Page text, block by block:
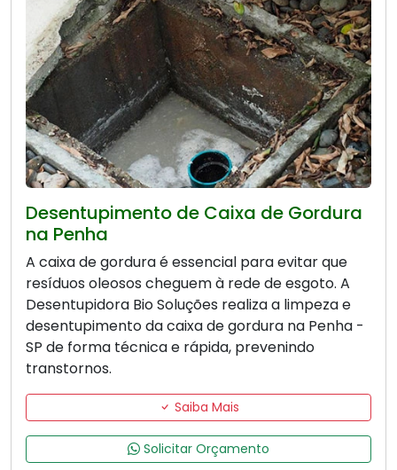
Desentupimento de Caixa de Gordura
na Penha
A caixa de gordura é essencial para evitar que
resíduos oleosos cheguem à rede de esgoto. A
Desentupidora Bio Soluções realiza a limpeza e
desentupimento da caixa de gordura na Penha -
SP de forma técnica e rápida, prevenindo
transtornos.
Saiba Mais
Solicitar Orçamento